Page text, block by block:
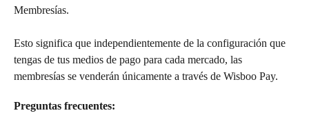
Membresías.
Esto significa que independientemente de la configuración que
tengas de tus medios de pago para cada mercado, las
membresías se venderán únicamente a través de Wisboo Pay.
Preguntas frecuentes: